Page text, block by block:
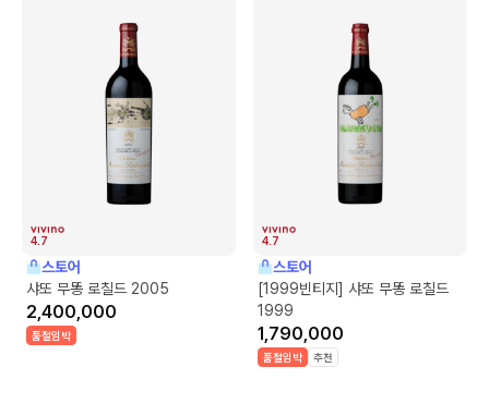
4.7
스토어
샤또 무똥 로칠드 2005
2,400,000
품절임박
4.7
스토어
[1999빈티지] 샤또 무똥 로칠드
1999
1,790,000
품절임박 추천